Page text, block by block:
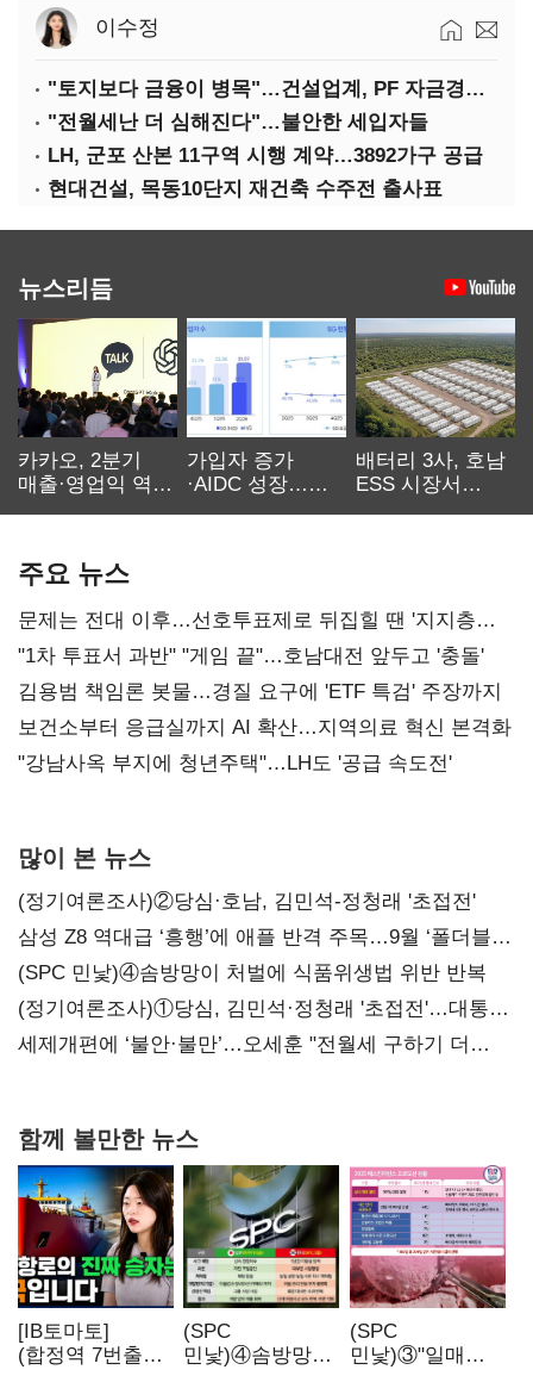
이수정
"토지보다 금융이 병목"…건설업계, PF 자금경색 해소 목소리
"전월세난 더 심해진다"…불안한 세입자들
LH, 군포 산본 11구역 시행 계약…3892가구 공급
현대건설, 목동10단지 재건축 수주전 출사표
뉴스리듬
카카오, 2분기
매출·영업익 역대
가입자 증가
·AIDC 성장…
배터리 3사, 호남
ESS 시장서
주요 뉴스
문제는 전대 이후…선호투표제로 뒤집힐 땐 '지지층
불복'
"1차 투표서 과반" "게임 끝"…호남대전 앞두고 '충돌'
김용범 책임론 봇물…경질 요구에 'ETF 특검' 주장까지
보건소부터 응급실까지 AI 확산…지역의료 혁신 본격화
"강남사옥 부지에 청년주택"…LH도 '공급 속도전'
많이 본 뉴스
(정기여론조사)②당심·호남, 김민석-정청래 '초접전'
삼성 Z8 역대급 ‘흥행’에 애플 반격 주목…9월 ‘폴더블
대전’
(SPC 민낯)④솜방망이 처벌에 식품위생법 위반 반복
(정기여론조사)①당심, 김민석·정청래 '초접전'…대통령
지지도 '50% 아래로'(종합)
세제개편에 ‘불안·불만’…오세훈 "전월세 구하기 더
함께 볼만한 뉴스
[IB토마토]
(합정역 7번출구)
(SPC
민낯)④솜방망이
(SPC
민낯)③"일매출